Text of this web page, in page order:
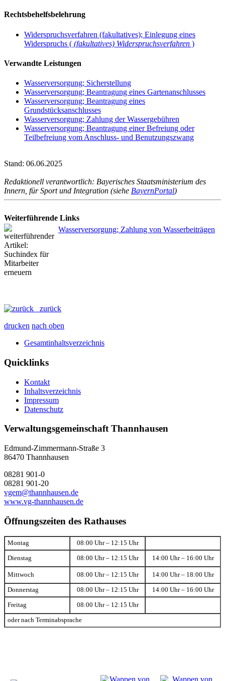
Rechtsbehelfsbelehrung
Widerspruchsverfahren (fakultatives); Einlegung eines
Widerspruchs ( (fakultatives) Widerspruchsverfahren )
Verwandte Leistungen
Wasserversorgung; Sicherstellung
Wasserversorgung; Beantragung eines Gartenanschlusses
Wasserversorgung; Beantragung eines
Grundstücksanschlusses
Wasserversorgung; Zahlung der Wassergebühren
Wasserversorgung; Beantragung einer Befreiung oder
Teilbefreiung vom Anschluss- und Benutzungszwang
Stand: 06.06.2025
Redaktionell verantwortlich: Bayerisches Staatsministerium des
Innern, für Sport und Integration (siehe BayernPortal)
Weiterführende Links
Wasserversorgung; Zahlung von Wasserbeiträgen
zurück
drucken nach oben
Gesamtinhaltsverzeichnis
Quicklinks
Kontakt
Inhaltsverzeichnis
Impressum
Datenschutz
Verwaltungsgemeinschaft Thannhausen
Edmund-Zimmermann-Straße 3
86470 Thannhausen
08281 901-0
08281 901-20
vgem@thannhausen.de
www.vg-thannhausen.de
Öffnungszeiten des Rathauses
Montag 08:00 Uhr – 12:15 Uhr
Dienstag 08:00 Uhr – 12:15 Uhr 14:00 Uhr – 16:00 Uhr
Mittwoch 08:00 Uhr – 12:15 Uhr 14:00 Uhr – 18:00 Uhr
Donnerstag 08:00 Uhr – 12:15 Uhr 14:00 Uhr – 16:00 Uhr
Freitag 08:00 Uhr – 12:15 Uhr
oder nach Terminabsprache